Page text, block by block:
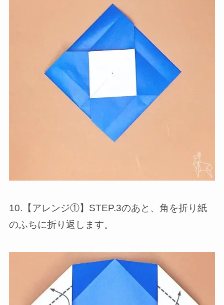
10.【アレンジ①】STEP.3のあと、角を折り紙
のふちに折り返します。